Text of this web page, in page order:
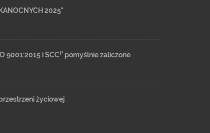
2025"
9001:2015 i SCCP pomyślnie zaliczone
życiowej